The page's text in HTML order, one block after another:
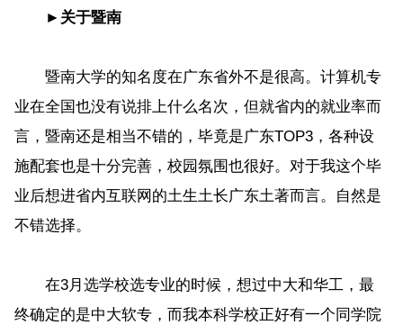
►关于暨南
暨南大学的知名度在广东省外不是很高。计算机专
业在全国也没有说排上什么名次，但就省内的就业率而
言，暨南还是相当不错的，毕竟是广东TOP3，各种设
施配套也是十分完善，校园氛围也很好。对于我这个毕
业后想进省内互联网的土生土长广东土著而言。自然是
不错选择。
在3月选学校选专业的时候，想过中大和华工，最
终确定的是中大软专，而我本科学校正好有一个同学院